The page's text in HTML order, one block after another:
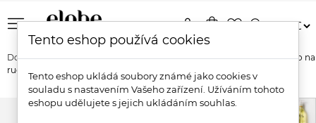
menu shopping_bagfavorite_bordersearch
person
Domů Značky Susanne Kaufmann
Susanne Kaufmann Mýdlo na
ruce
Tento eshop používá cookies
Tento eshop ukládá soubory známé jako cookies v
souladu s nastavením Vašeho zařízení. Užíváním tohoto
eshopu udělujete s jejich ukládáním souhlas.